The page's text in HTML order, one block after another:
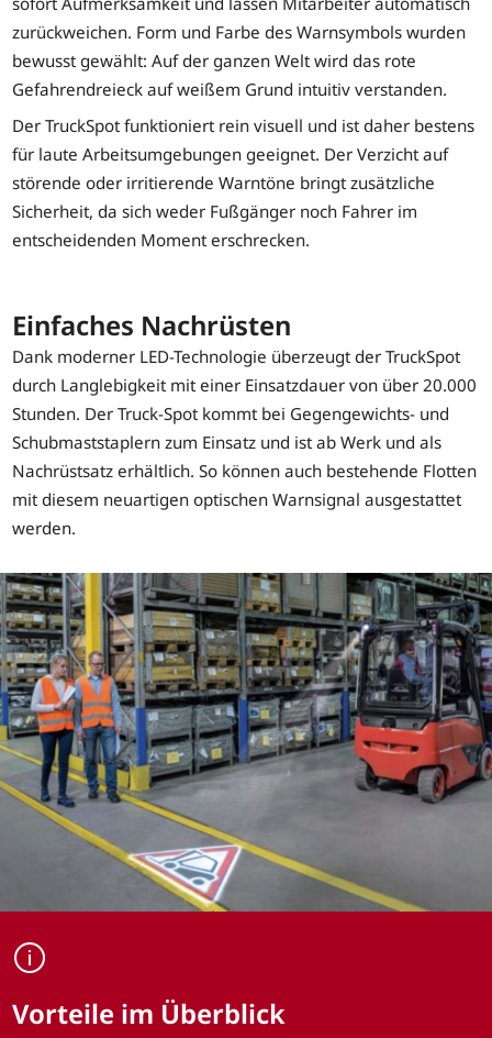
zurückweichen. Form und Farbe des Warnsymbols wurden
bewusst gewählt: Auf der ganzen Welt wird das rote
Gefahrendreieck auf weißem Grund intuitiv verstanden.
Der TruckSpot funktioniert rein visuell und ist daher bestens
für laute Arbeitsumgebungen geeignet. Der Verzicht auf
störende oder irritierende Warntöne bringt zusätzliche
Sicherheit, da sich weder Fußgänger noch Fahrer im
entscheidenden Moment erschrecken.
Einfaches Nachrüsten
Dank moderner LED-Technologie überzeugt der TruckSpot
durch Langlebigkeit mit einer Einsatzdauer von über 20.000
Stunden. Der Truck-Spot kommt bei Gegengewichts- und
Schubmaststaplern zum Einsatz und ist ab Werk und als
Nachrüstsatz erhältlich. So können auch bestehende Flotten
mit diesem neuartigen optischen Warnsignal ausgestattet
werden.
Vorteile im Überblick